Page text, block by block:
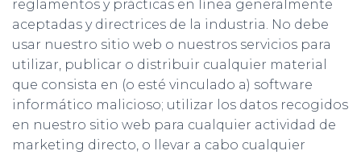
reglamentos y prácticas en línea generalmente
aceptadas y directrices de la industria. No debe
usar nuestro sitio web o nuestros servicios para
utilizar, publicar o distribuir cualquier material
que consista en (o esté vinculado a) software
informático malicioso; utilizar los datos recogidos
en nuestro sitio web para cualquier actividad de
marketing directo, o llevar a cabo cualquier